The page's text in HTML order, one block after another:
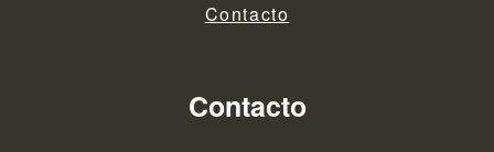
Contacto
Contacto